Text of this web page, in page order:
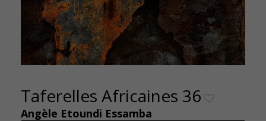
Taferelles Africaines 36
Angèle Etoundi Essamba